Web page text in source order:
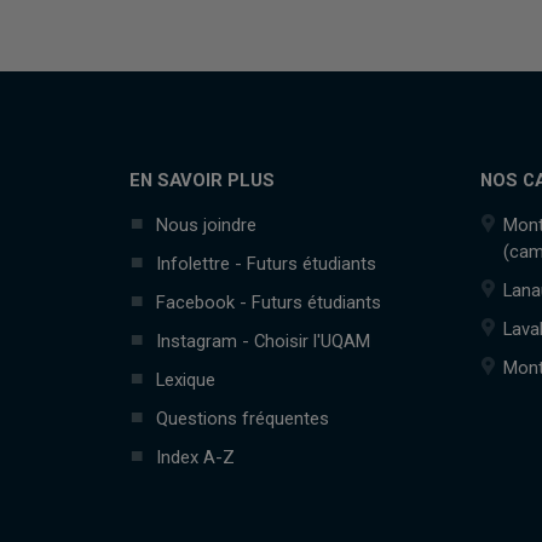
EN SAVOIR PLUS
Nous joindre
Infolettre - Futurs étudiants
Facebook - Futurs étudiants
Instagram - Choisir l'UQAM
Lexique
Questions fréquentes
Index A-Z
NOS
Laval